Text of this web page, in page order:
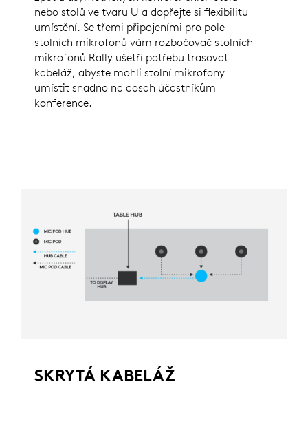
nebo stolů ve tvaru U a dopřejte si flexibilitu
umístění. Se třemi připojeními pro pole
stolních mikrofonů vám rozbočovač stolních
mikrofonů Rally ušetří potřebu trasovat
kabeláž, abyste mohli stolní mikrofony
umístit snadno na dosah účastníkům
konference.
SKRYTÁ KABELÁŽ